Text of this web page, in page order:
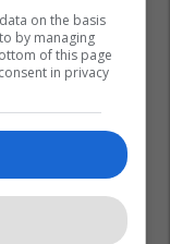
on the basis
by managing
of this page
in privacy